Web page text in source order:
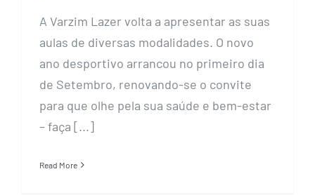
A Varzim Lazer volta a apresentar as suas
aulas de diversas modalidades. O novo
ano desportivo arrancou no primeiro dia
de Setembro, renovando-se o convite
para que olhe pela sua saúde e bem-estar
– faça [...]
Read More